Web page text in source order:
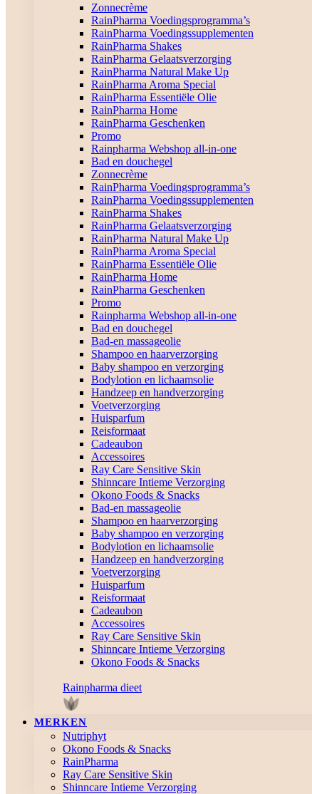
Zonnecrème
RainPharma Voedingsprogramma’s
RainPharma Voedingssupplementen
RainPharma Shakes
RainPharma Gelaatsverzorging
RainPharma Natural Make Up
RainPharma Aroma Special
RainPharma Essentiële Olie
RainPharma Home
RainPharma Geschenken
Promo
Rainpharma Webshop all-in-one
Bad en douchegel
Zonnecrème
RainPharma Voedingsprogramma’s
RainPharma Voedingssupplementen
RainPharma Shakes
RainPharma Gelaatsverzorging
RainPharma Natural Make Up
RainPharma Aroma Special
RainPharma Essentiële Olie
RainPharma Home
RainPharma Geschenken
Promo
Rainpharma Webshop all-in-one
Bad en douchegel
Bad-en massageolie
Shampoo en haarverzorging
Baby shampoo en verzorging
Bodylotion en lichaamsolie
Handzeep en handverzorging
Voetverzorging
Huisparfum
Reisformaat
Cadeaubon
Accessoires
Ray Care Sensitive Skin
Shinncare Intieme Verzorging
Okono Foods & Snacks
Bad-en massageolie
Shampoo en haarverzorging
Baby shampoo en verzorging
Bodylotion en lichaamsolie
Handzeep en handverzorging
Voetverzorging
Huisparfum
Reisformaat
Cadeaubon
Accessoires
Ray Care Sensitive Skin
Shinncare Intieme Verzorging
Okono Foods & Snacks
Rainpharma dieet
MERKEN
Nutriphyt
Okono Foods & Snacks
RainPharma
Ray Care Sensitive Skin
Shinncare Intieme Verzorging